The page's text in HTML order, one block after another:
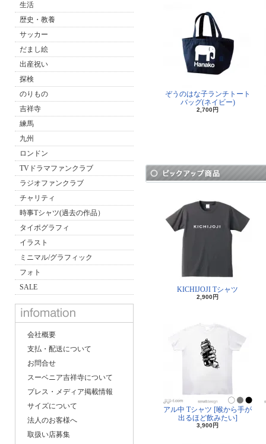
生活
歴史・教養
サッカー
だまし絵
出産祝い
探検
のりもの
吉祥寺
練馬
九州
ロンドン
TVドラマファンクラブ
ラジオファンクラブ
チャリティ
時事Tシャツ(過去の作品）
タイポグラフィ
イラスト
ミニマル/グラフィック
フォト
SALE
会社概要
支払・配送について
お問合せ
スーベニア吉祥寺について
プレス・メディア掲載情報
サイズについて
法人のお客様へ
取扱い店募集
ぞうのはな子ランチトート
バッグ(ネイビー)
2,700円
KICHIJOJI Tシャツ
2,900円
アル中 Tシャツ [喉から手が
出るほど飲みたい]
3,900円